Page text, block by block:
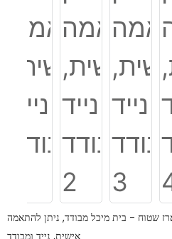
בית מארז שטוח - בית מיכל מבודד, ניתן להתאמה
אישית, נייד ומבודד